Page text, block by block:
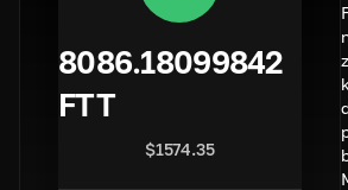
8086.18099842
FTT
$1574.35